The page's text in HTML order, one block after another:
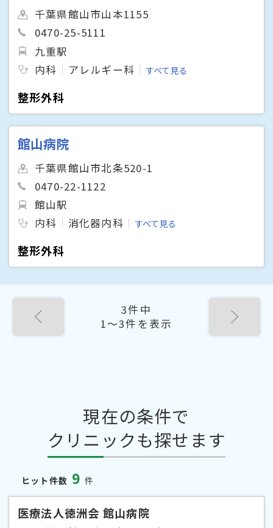
千葉県館山市山本1155
0470-25-5111
九重駅
内科
アレルギー科 すべて見る
整形外科
館山病院
千葉県館山市北条520-1
0470-22-1122
館山駅
内科
消化器内科 すべて見る
整形外科
3件中
1〜3件を表示
現在の条件で
クリニックも探せます
ヒット件数 9 件
医療法人徳洲会 館山病院